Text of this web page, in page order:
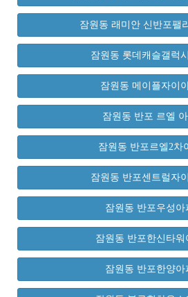
잠원동 래미안 신반포팰
잠원동 롯데캐슬갤럭
잠원동 메이플자이
잠원동 반포 르엘
잠원동 반포르엘2차
잠원동 반포센트럴자
잠원동 반포우성아
잠원동 반포한신타워
잠원동 반포한양아